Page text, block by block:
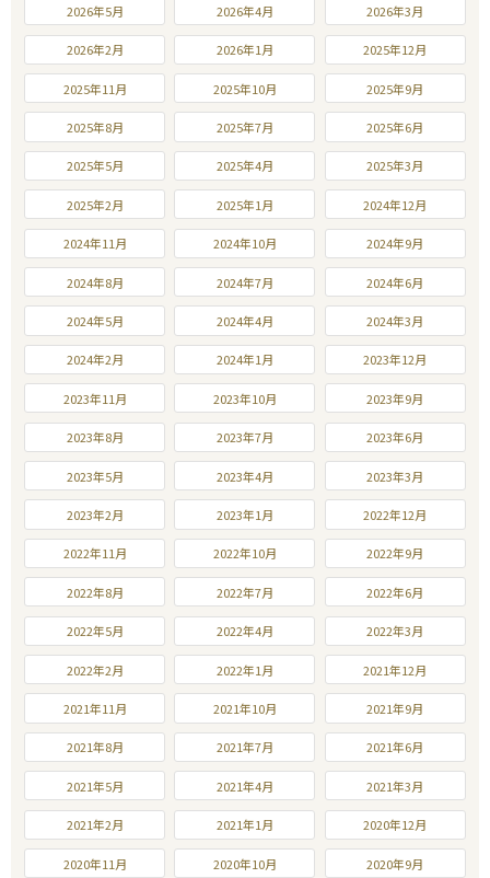
2026年5月 2026年4月 2026年3月
2026年2月 2026年1月 2025年12月
2025年11月 2025年10月 2025年9月
2025年8月 2025年7月 2025年6月
2025年5月 2025年4月 2025年3月
2025年2月 2025年1月 2024年12月
2024年11月 2024年10月 2024年9月
2024年8月 2024年7月 2024年6月
2024年5月 2024年4月 2024年3月
2024年2月 2024年1月 2023年12月
2023年11月 2023年10月 2023年9月
2023年8月 2023年7月 2023年6月
2023年5月 2023年4月 2023年3月
2023年2月 2023年1月 2022年12月
2022年11月 2022年10月 2022年9月
2022年8月 2022年7月 2022年6月
2022年5月 2022年4月 2022年3月
2022年2月 2022年1月 2021年12月
2021年11月 2021年10月 2021年9月
2021年8月 2021年7月 2021年6月
2021年5月 2021年4月 2021年3月
2021年2月 2021年1月 2020年12月
2020年11月 2020年10月 2020年9月